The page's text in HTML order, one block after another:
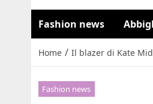
Fashion news
Home / Il blazer di Kate
Fashion news